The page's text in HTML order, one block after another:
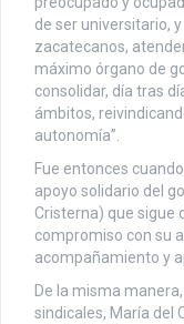
de ser universitario,
zacatecanos,
máximo órgano de
consolidar, día tras
ámbitos,
autonomía”.
Fue entonces
apoyo solidario del
Cristerna) que sigue
compromiso con su
acompañamiento y
De la misma
sindicales, María del